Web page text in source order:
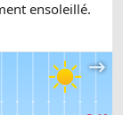
ensoleillé.